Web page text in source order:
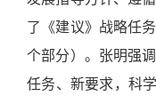
了《建议》战略任
个部分） 。张明强
任务、新要求，科